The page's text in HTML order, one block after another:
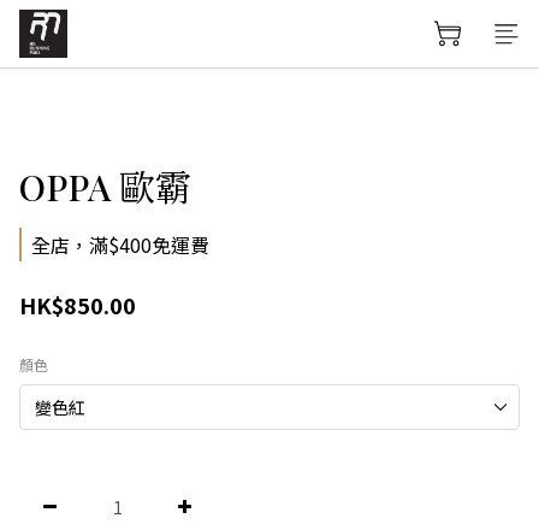
OPPA 歐霸
全店，滿$400免運費
HK$850.00
顏色